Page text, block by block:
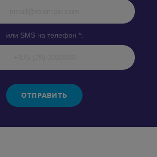
или SMS на телефон *:
ОТПРАВИТЬ